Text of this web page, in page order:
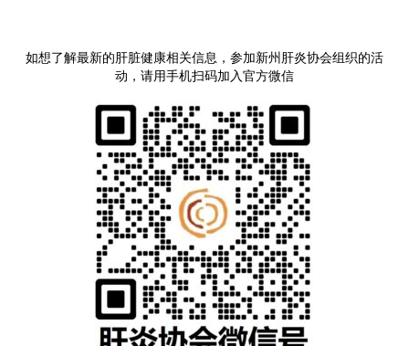
如想了解最新的肝脏健康相关信息，参加新州肝炎协会组织的活
动，请用手机扫码加入官方微信